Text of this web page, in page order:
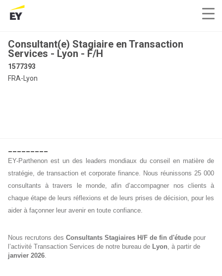
Consultant(e) Stagiaire en Transaction
Services - Lyon - F/H
1577393
FRA-Lyon
EY-Parthenon est un des leaders mondiaux du conseil en matière de
stratégie, de transaction et corporate finance. Nous réunissons 25 000
consultants à travers le monde, afin d’accompagner nos clients à
chaque étape de leurs réflexions et de leurs prises de décision, pour les
aider à façonner leur avenir en toute confiance.
Nous recrutons des Consultants Stagiaires H/F de fin d'étude pour
l’activité Transaction Services de notre bureau de Lyon, à partir de
janvier 2026.